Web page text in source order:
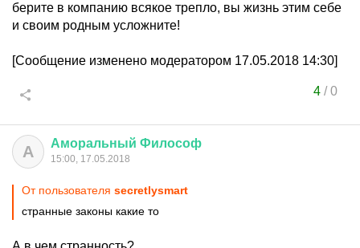
берите в компанию всякое трепло, вы жизнь этим себе
и своим родным усложните!
[Сообщение изменено модератором 17.05.2018 14:30]
4/0
А Аморальный Философ
15:00, 17.05.2018
От пользователя secretlysmart
странные законы какие то